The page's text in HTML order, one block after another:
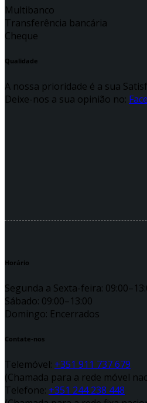
Multibanco
Transferência bancária
Cheque
Qualidade
A nossa prioridade é a sua
Deixe-nos a sua opinião no:
Horário
Segunda a Sexta-feira:
Sábado: 09:00–13:00
Domingo: Encerrados
Contate-nos
Telemóvel: +351 911 737 679
(Chamada para a rede móvel
Telefone: +351 244 238 448